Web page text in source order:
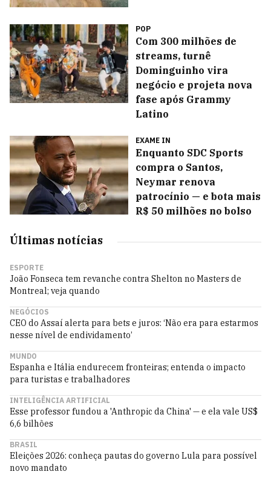
POP
Com 300 milhões de
streams, turnê
Dominguinho vira
negócio e projeta nova
fase após Grammy
Latino
EXAME IN
Enquanto SDC Sports
compra o Santos,
Neymar renova
patrocínio — e bota mais
R$ 50 milhões no bolso
Últimas notícias
ESPORTE
João Fonseca tem revanche contra Shelton no Masters de
Montreal; veja quando
NEGÓCIOS
CEO do Assaí alerta para bets e juros: ‘Não era para estarmos
nesse nível de endividamento’
MUNDO
Espanha e Itália endurecem fronteiras; entenda o impacto
para turistas e trabalhadores
INTELIGÊNCIA ARTIFICIAL
Esse professor fundou a 'Anthropic da China' — e ela vale US$
6,6 bilhões
BRASIL
Eleições 2026: conheça pautas do governo Lula para possível
novo mandato